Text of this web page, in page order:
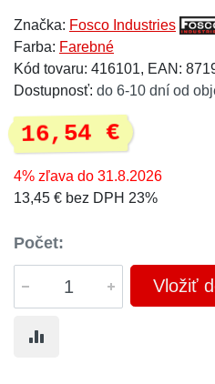
Značka: Fosco Industries
Farba: Farebné
Kód tovaru: 416101, EAN:
Dostupnosť: do 6-10 dní od
16,54 €
4% zľava do 31.8.2026
13,45 € bez DPH 23%
Počet:
Vložiť